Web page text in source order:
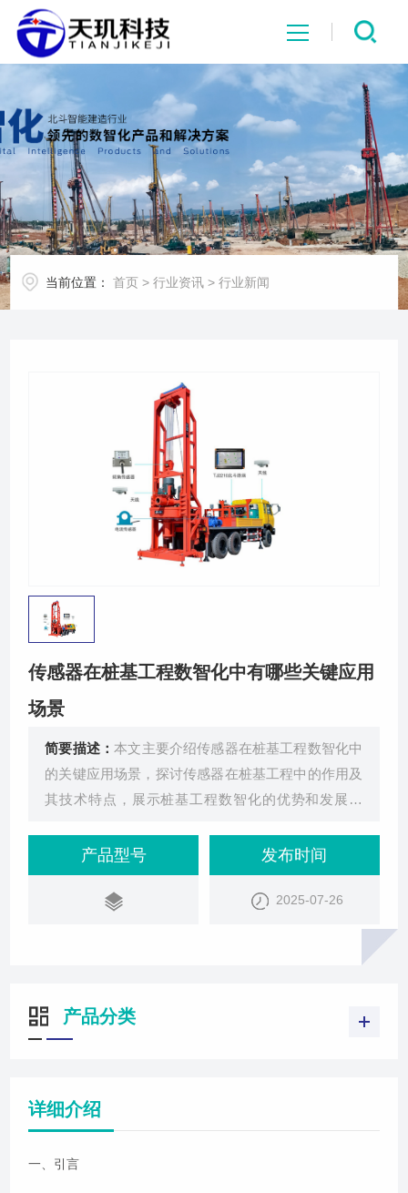
网站首页
系统中心
解决方案
项目案例
关于我们
当前位置： 首页 >行业资讯 >行业新闻
传感器在桩基工程数智化中有哪些关键应用
场景
简要描述：本文主要介绍传感器在桩基工程数智化中
的关键应用场景，探讨传感器在桩基工程中的作用及
其技术特点，展示桩基工程数智化的优势和发展趋
产品型号 发布时间
2025-07-26
产品分类
详细介绍
一、引言